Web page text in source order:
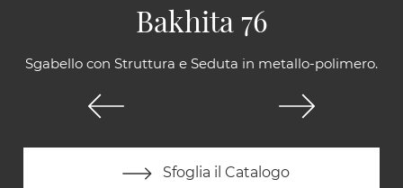
Sgabello con Struttura e Seduta in metallo-polimero.
Sfoglia il Catalogo
Bakhita 76